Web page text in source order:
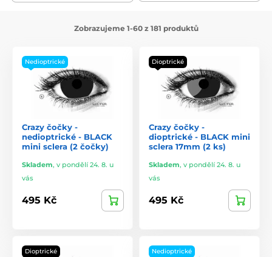
Zobrazujeme 1-60 z 181 produktů
Nedioptrické
Crazy čočky -
nedioptrické - BLACK
mini sclera (2 čočky)
Skladem, v pondělí 24. 8. u
vás
495 Kč
Dioptrické
Crazy čočky -
dioptrické - BLACK mini
sclera 17mm (2 ks)
Skladem, v pondělí 24. 8. u
vás
495 Kč
Dioptrické Nedioptrické